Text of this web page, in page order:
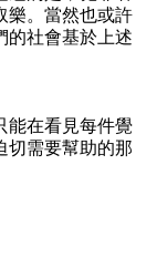
樂。當然也或許
的社會基於上述
能在看見每件覺
切需要幫助的那